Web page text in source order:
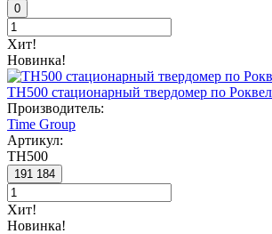
0
Хит!
Новинка!
TH500 стационарный твердомер по
Производитель:
Time Group
Артикул:
TH500
191 184
Хит!
Новинка!